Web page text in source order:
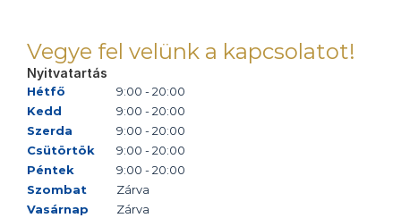
Vegye fel velünk a kapcsolatot!
Nyitvatartás
Hétfő
9:00 - 20:00
Kedd
9:00 - 20:00
Szerda
9:00 - 20:00
Csütörtök
9:00 - 20:00
Péntek
9:00 - 20:00
Szombat
Zárva
Vasárnap
Zárva